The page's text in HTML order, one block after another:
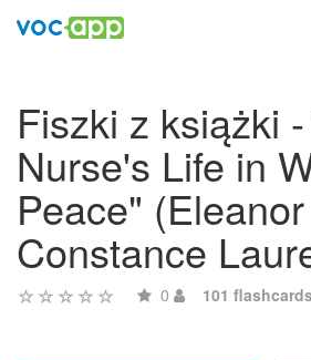
Fiszki z książki
Nurse's Life in
Peace" (Eleanor
Constance
0 101 flashcards